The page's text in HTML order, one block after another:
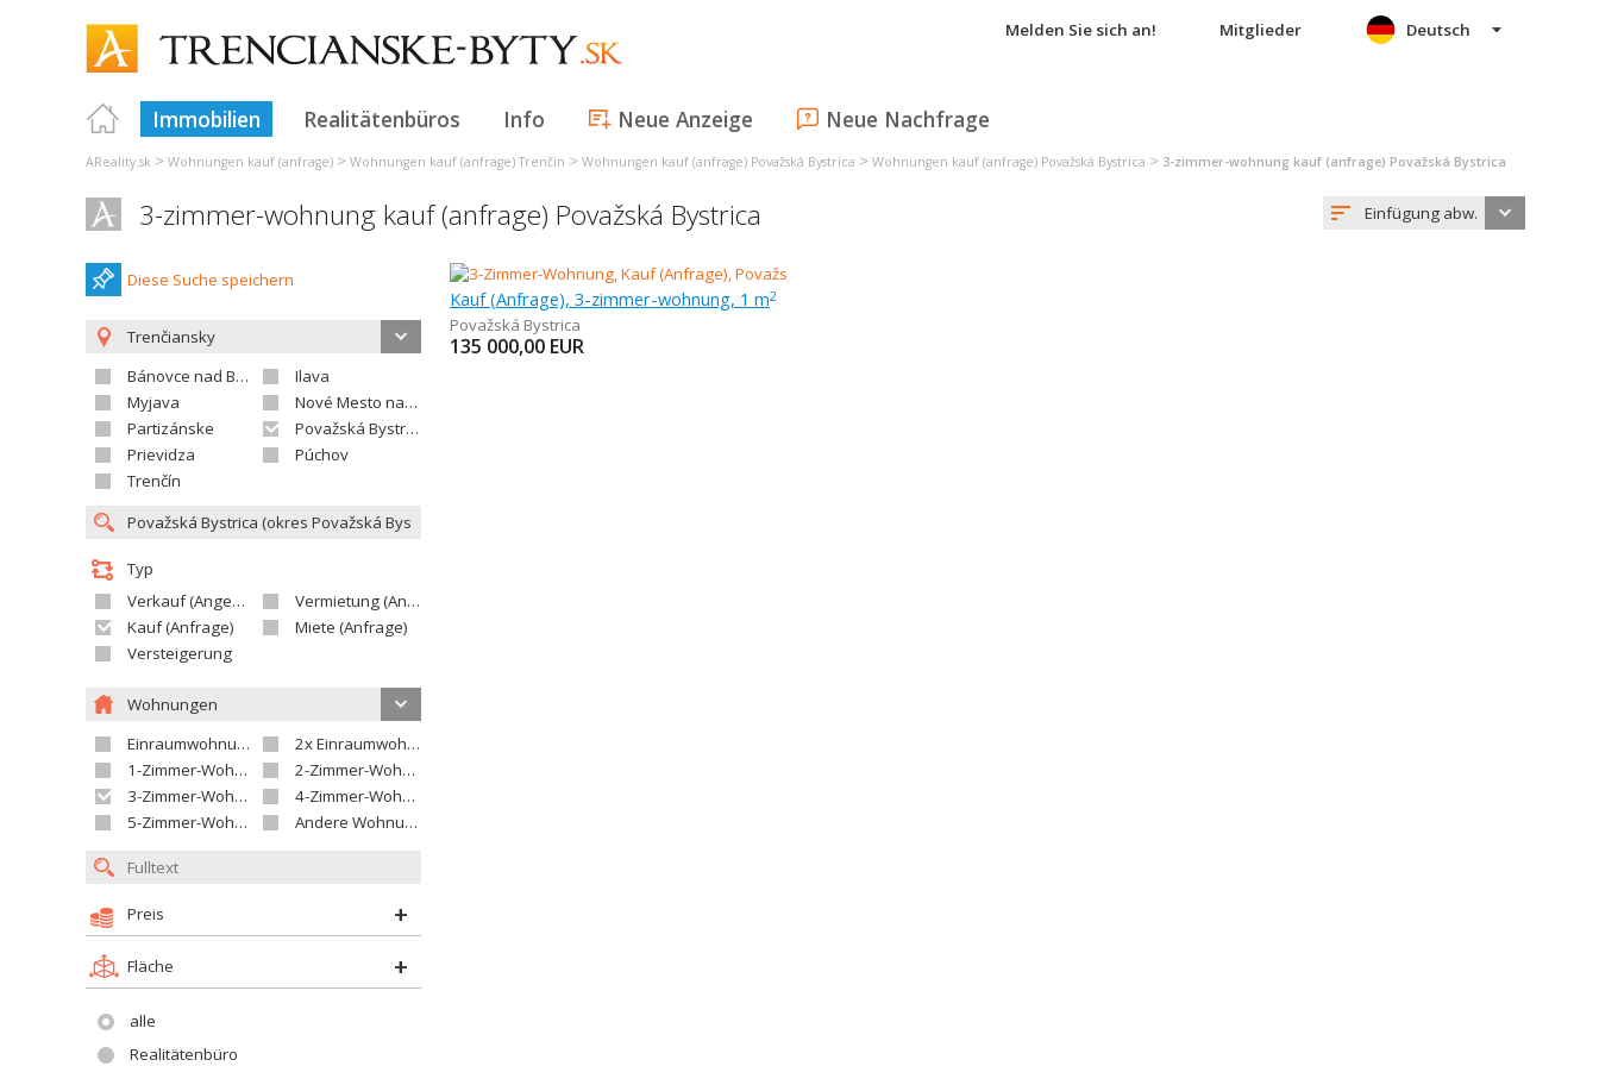
Melden Sie sich an! Mitglieder
Immobilien Realitätenbüros Info Neue Anzeige Neue Nachfrage
Deutsch
AReality.sk > Wohnungen kauf (anfrage) > Wohnungen kauf (anfrage) Trenčín > Wohnungen kauf (anfrage) Považská Bystrica > Wohnungen kauf (anfrage) Považská Bystrica > 3-zimmer-wohnung kauf (anfrage) Považská Bystrica
3-zimmer-wohnung kauf (anfrage) Považská Bystrica Einfügung abw.
Diese Suche speichern
Trenčiansky
Bánovce nad Bebravou
Ilava
Myjava
Nové Mesto nad Váhom
Partizánske
Považská Bystrica
Prievidza
Púchov
Trenčín
Typ
Verkauf (Angebot)
Vermietung (Angebot)
Kauf (Anfrage)
Miete (Anfrage)
Versteigerung
Wohnungen
Einraumwohnung
2x Einraumwohnung
1-Zimmer-Wohnung
2-Zimmer-Wohnung
3-Zimmer-Wohnung
4-Zimmer-Wohnung
5-Zimmer-Wohnung und größer
Andere Wohnung
Preis
Fläche
alle
Realitätenbüro
Kauf (Anfrage), 3-zimmer-wohnung, 1 m2
Považská Bystrica
135 000,00 EUR